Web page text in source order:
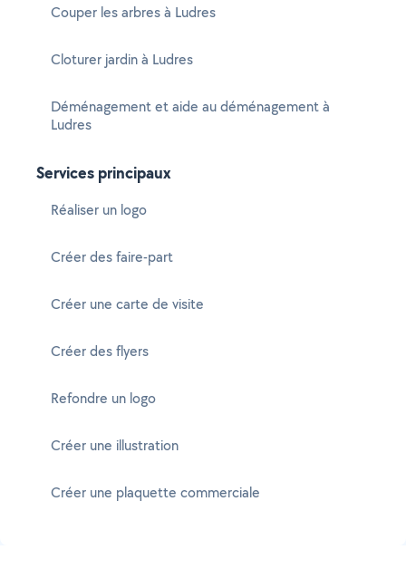
Couper les arbres à Ludres
Cloturer jardin à Ludres
Déménagement et aide au déménagement à
Ludres
Services principaux
Réaliser un logo
Créer des faire-part
Créer une carte de visite
Créer des flyers
Refondre un logo
Créer une illustration
Créer une plaquette commerciale